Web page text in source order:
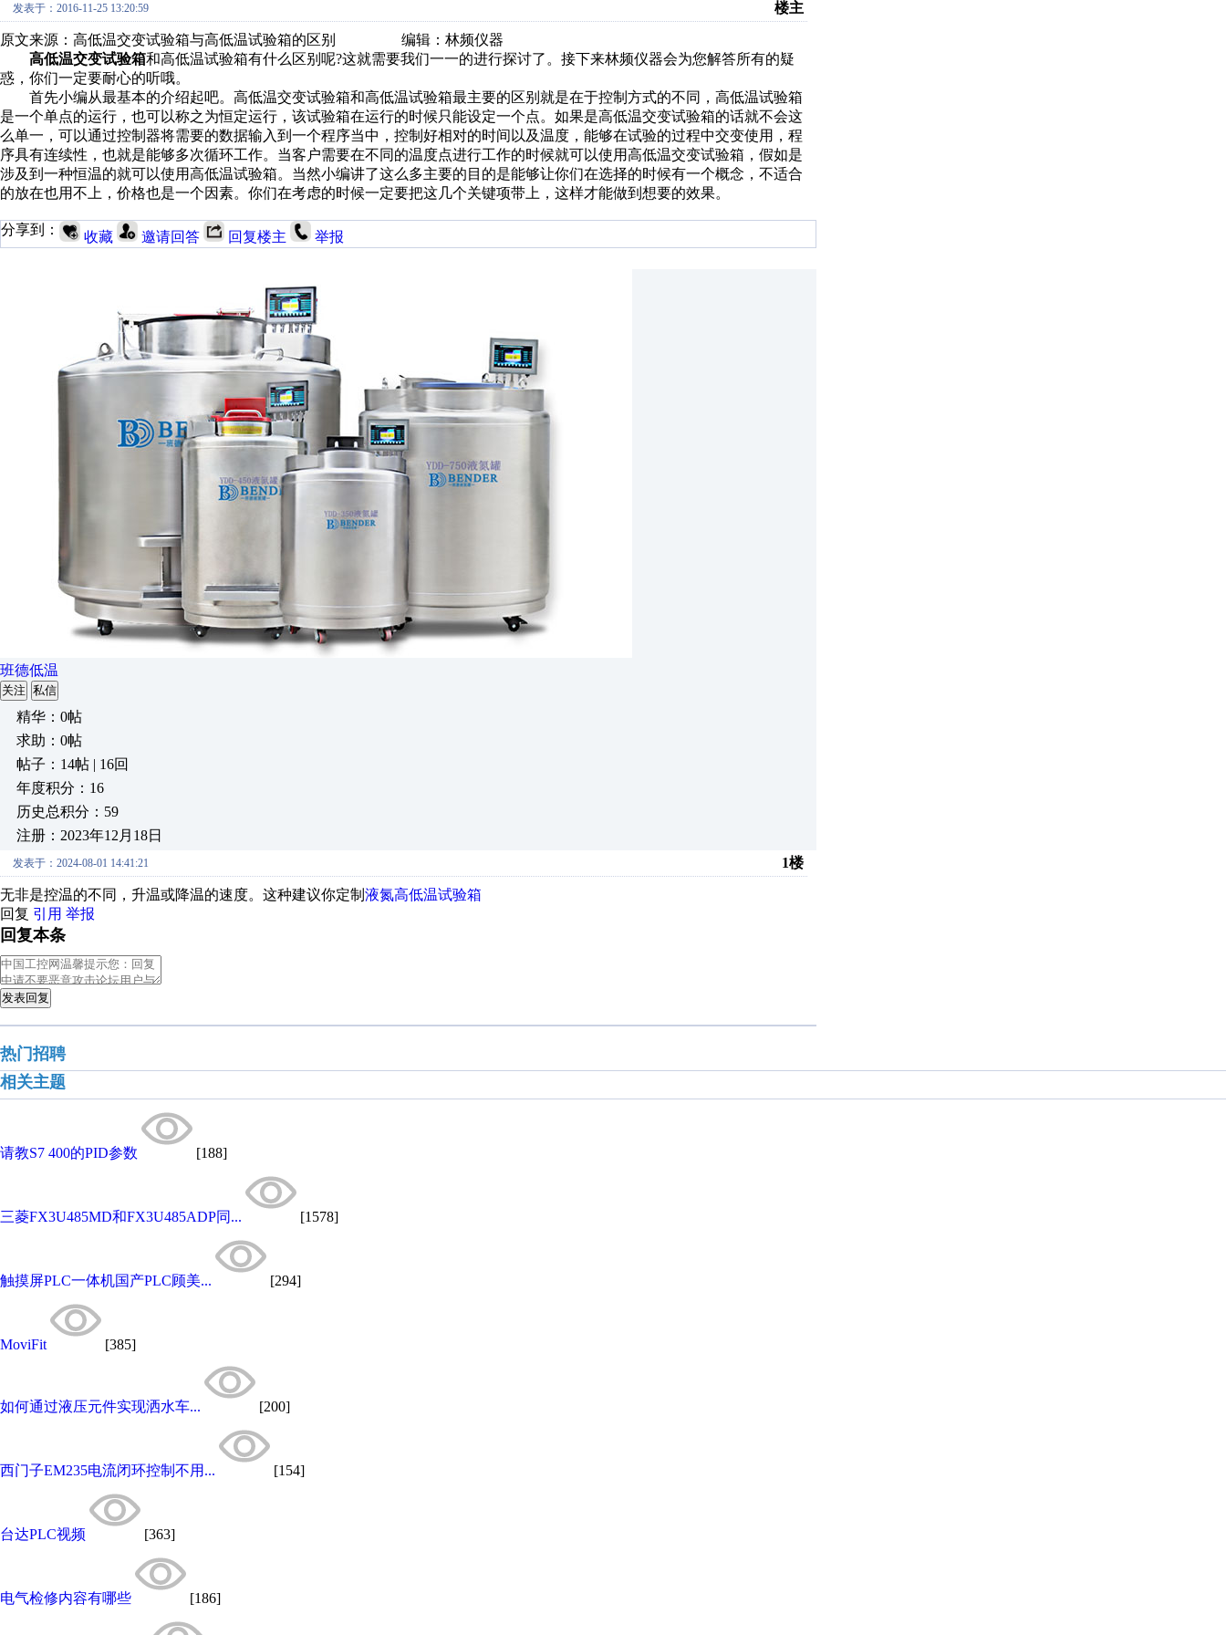
发表于：2016-11-25 13:20:59 楼主
原文来源：高低温交变试验箱与高低温试验箱的区别 编辑：林频仪器
高低温交变试验箱和高低温试验箱有什么区别呢?这就需要我们一一的进行探讨了。接下来林频仪器会为您解答所有的疑
惑，你们一定要耐心的听哦。
首先小编从最基本的介绍起吧。高低温交变试验箱和高低温试验箱最主要的区别就是在于控制方式的不同，高低温试验箱
是一个单点的运行，也可以称之为恒定运行，该试验箱在运行的时候只能设定一个点。如果是高低温交变试验箱的话就不会这
么单一，可以通过控制器将需要的数据输入到一个程序当中，控制好相对的时间以及温度，能够在试验的过程中交变使用，程
序具有连续性，也就是能够多次循环工作。当客户需要在不同的温度点进行工作的时候就可以使用高低温交变试验箱，假如是
涉及到一种恒温的就可以使用高低温试验箱。当然小编讲了这么多主要的目的是能够让你们在选择的时候有一个概念，不适合
的放在也用不上，价格也是一个因素。你们在考虑的时候一定要把这几个关键项带上，这样才能做到想要的效果。
分享到： 收藏 邀请回答 回复楼主 举报
班德低温
关注 私信
精华：0帖
求助：0帖
帖子：14帖 | 16回
年度积分：16
历史总积分：59
注册：2023年12月18日
发表于：2024-08-01 14:41:21 1楼
无非是控温的不同，升温或降温的速度。这种建议你定制 液氮高低温试验箱
回复 引用 举报
回复本条
发表回复
热门招聘
相关主题
请教S7 400的PID参数 [188]
三菱FX3U485MD和FX3U485ADP同... [1578]
触摸屏PLC一体机国产PLC顾美... [294]
MoviFit [385]
如何通过液压元件实现洒水车... [200]
西门子EM235电流闭环控制不用... [154]
台达PLC视频 [363]
电气检修内容有哪些 [186]